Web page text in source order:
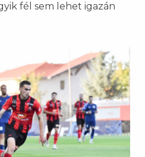
fél sem lehet igazán